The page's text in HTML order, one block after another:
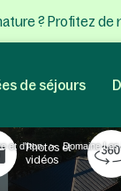
? Profitez
de séjours
et d'Iton Domaine
Photos et
vidéos